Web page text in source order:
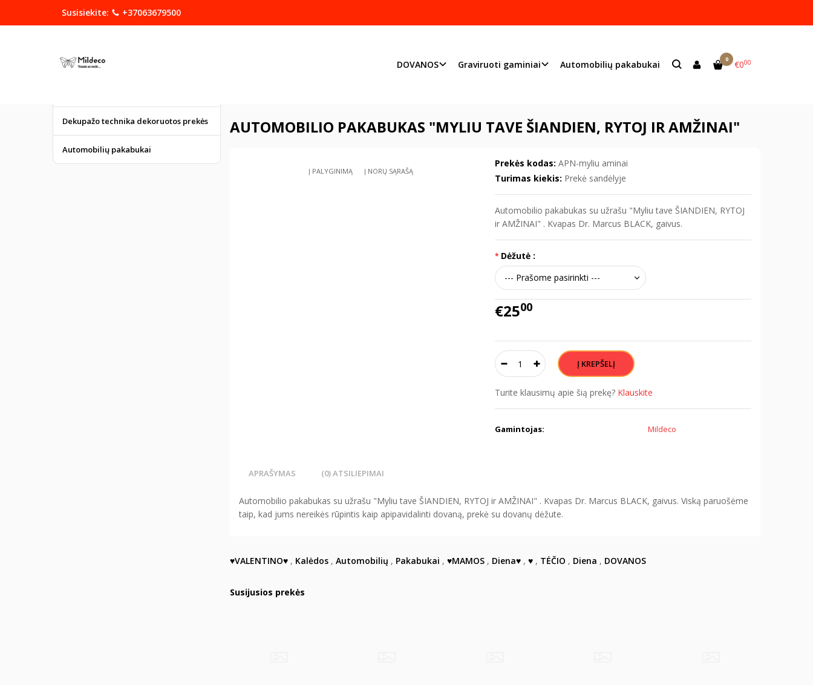
Susisiekite: +37063679500
DOVANOS Graviruoti gaminiai Automobilių pakabukai 0 €000
Pjaustome ir graviruojame lazeriu.
Priimame individualius užsakymus: info@mildeco.lt
AUTOMOBILIO PAKABUKAS "MYLIU TAVE ŠIANDIEN, RYTOJ IR AMŽINAI"
Į PALYGINIMĄ Į NORŲ SĄRAŠĄ
Prekės kodas: APN-myliu aminai
Turimas kiekis: Prekė sandėlyje
Automobilio pakabukas su užrašu "Myliu tave ŠIANDIEN, RYTOJ
ir AMŽINAI" . Kvapas Dr. Marcus BLACK, gaivus.
Dėžutė :
€2500
Turite klausimų apie šią prekę? Klauskite
Gamintojas: Mildeco
APRAŠYMAS (0) ATSILIEPIMAI
Automobilio pakabukas su užrašu "Myliu tave ŠIANDIEN, RYTOJ ir AMŽINAI" . Kvapas Dr. Marcus BLACK, gaivus. Viską paruošėme
taip, kad jums nereikės rūpintis kaip apipavidalinti dovaną, prekė su dovanų dėžute.
♥VALENTINO♥, Kalėdos, Automobilių , Pakabukai , ♥MAMOS, Diena♥, ♥, TĖČIO , Diena , DOVANOS
Susijusios prekės
DOVANOS
Dekupažo technika dekoruotos prekės
Automobilių pakabukai